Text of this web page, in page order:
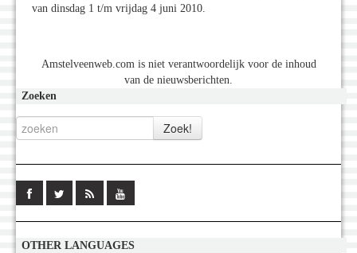
van dinsdag 1 t/m vrijdag 4 juni 2010.
Amstelveenweb.com is niet verantwoordelijk voor de inhoud
van de nieuwsberichten.
Zoeken
OTHER LANGUAGES